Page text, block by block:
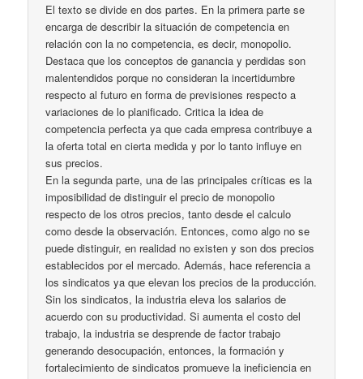
El texto se divide en dos partes. En la primera parte se
encarga de describir la situación de competencia en
relación con la no competencia, es decir, monopolio.
Destaca que los conceptos de ganancia y perdidas son
malentendidos porque no consideran la incertidumbre
respecto al futuro en forma de previsiones respecto a
variaciones de lo planificado. Critica la idea de
competencia perfecta ya que cada empresa contribuye a
la oferta total en cierta medida y por lo tanto influye en
sus precios.
En la segunda parte, una de las principales críticas es la
imposibilidad de distinguir el precio de monopolio
respecto de los otros precios, tanto desde el calculo
como desde la observación. Entonces, como algo no se
puede distinguir, en realidad no existen y son dos precios
establecidos por el mercado. Además, hace referencia a
los sindicatos ya que elevan los precios de la producción.
Sin los sindicatos, la industria eleva los salarios de
acuerdo con su productividad. Si aumenta el costo del
trabajo, la industria se desprende de factor trabajo
generando desocupación, entonces, la formación y
fortalecimiento de sindicatos promueve la ineficiencia en